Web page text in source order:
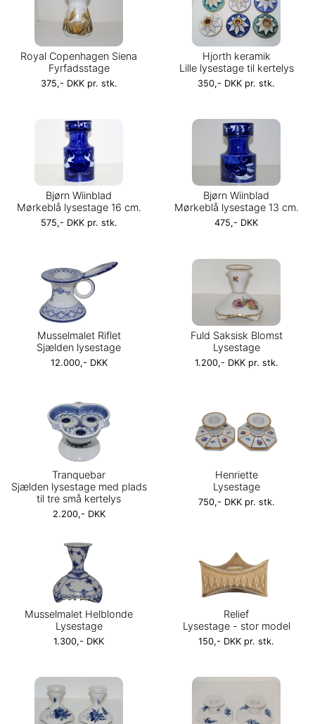
Royal Copenhagen Siena
Fyrfadsstage
375,- DKK pr. stk.
Hjorth keramik
Lille lysestage til kertelys
350,- DKK pr. stk.
Bjørn Wiinblad
Mørkeblå lysestage 16 cm.
575,- DKK pr. stk.
Bjørn Wiinblad
Mørkeblå lysestage 13 cm.
475,- DKK
Musselmalet Riflet
Sjælden lysestage
12.000,- DKK
Fuld Saksisk Blomst
Lysestage
1.200,- DKK pr. stk.
Tranquebar
Sjælden lysestage med plads
til tre små kertelys
2.200,- DKK
Henriette
Lysestage
750,- DKK pr. stk.
Musselmalet Helblonde
Lysestage
1.300,- DKK
Relief
Lysestage - stor model
150,- DKK pr. stk.